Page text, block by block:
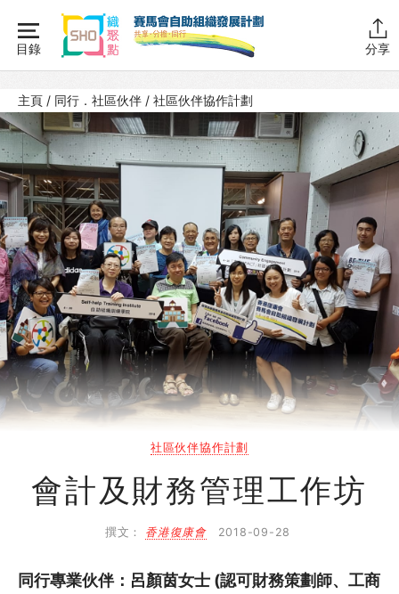
content
目錄 分享
主頁
同行學堂
同行故事館
同行社區伙伴
互助．好．計劃 – 專訪
互助．好．計劃
社區伙伴協作計劃
成為同行伙伴
互助傳承計劃
SHO專題
關於我們
媒體報導
主頁 / 同行．社區伙伴 / 社區伙伴協作計劃
社區伙伴協作計劃
會計及財務管理工作坊
撰文： 香港復康會 2018-09-28
同行專業伙伴：呂顏茵女士 (認可財務策劃師、工商